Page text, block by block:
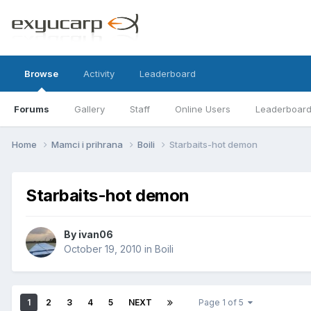
Browse
Forums Gallery Staff Online Users Leaderboard
Activity Leaderboard
Home Mamci i prihrana Boili Starbaits-hot demon
Starbaits-hot demon
By ivan06
October 19, 2010 in Boili
1 2 3 4 5 NEXT Page 1 of 5